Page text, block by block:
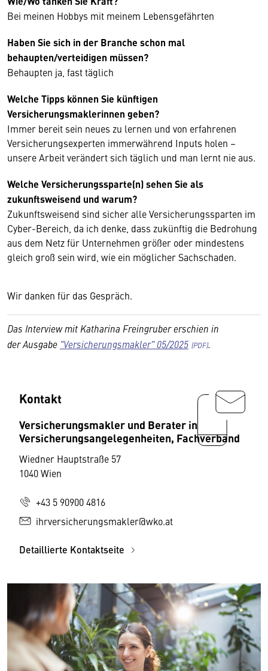
Bei meinen Hobbys mit meinem Lebensgefährten
Haben Sie sich in der Branche schon mal
behaupten/verteidigen müssen?
Behaupten ja, fast täglich
Welche Tipps können Sie künftigen
Versicherungsmaklerinnen geben?
Immer bereit sein neues zu lernen und von erfahrenen
Versicherungsexperten immerwährend Inputs holen –
unsere Arbeit verändert sich täglich und man lernt nie aus.
Welche Versicherungssparte(n) sehen Sie als
zukunftsweisend und warum?
Zukunftsweisend sind sicher alle Versicherungssparten im
Cyber-Bereich, da ich denke, dass zukünftig die Bedrohung
aus dem Netz für Unternehmen größer oder mindestens
gleich groß sein wird, wie ein möglicher Sachschaden.
Wir danken für das Gespräch.
Das Interview mit Katharina Freingruber erschien in
der Ausgabe "Versicherungsmakler" 05/2025 .
Kontakt
Versicherungsmakler und Berater in
Versicherungsangelegenheiten, Fachverband
Wiedner Hauptstraße 57
1040 Wien
+43 5 90900 4816
ihrversicherungsmakler@wko.at
Detaillierte Kontaktseite